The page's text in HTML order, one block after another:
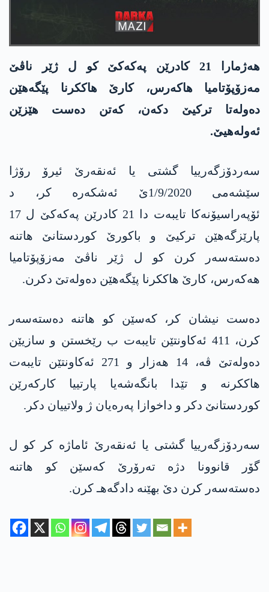
هه‌ژمارا 21 كادرێن په‌كه‌كێ كو ل ژێر ناڤێ
مه‌زۆپۆتامیا هاكه‌رس، كارێ هاككرنا پێگه‌هێن
ده‌وله‌تا تركیێ دكه‌ن، كه‌تن ده‌ست هێزێن
ئه‌وله‌هیێ.
سه‌ردۆزگه‌رییا گشتی یا ئه‌نقه‌رێ ئیرۆ رۆژا
سێشه‌می 1/9/2020ێ ئه‌شكه‌ره‌ كر، د
ئۆپه‌راسیۆنه‌كا تایبه‌ت دا 21 كادرێن په‌كه‌كێ ل 17
پارێزگه‌هێن تركیێ و باكورێ كوردستانێ هاتنه‌
ده‌سته‌سه‌ر كرن كو ل ژێر ناڤێ مه‌زۆپۆتامیا
هه‌كه‌رس، كارێ هاككرنا پێگه‌هێن ده‌وله‌تێ دكرن.
ده‌ست نیشان كر، كه‌سێن كو هاتنه‌ ده‌سته‌سه‌ر
كرن، 411 ئه‌كاونتێن تایبه‌ت ب رێخستن و سازیێن
ده‌وله‌تێ ڤه‌، 14 هه‌زار و 271 ئه‌كاونتێن تایبه‌ت
هاككرنه‌ و تێدا بانگه‌شه‌یا پارتییا كاركه‌رێن
كوردستانێ دكر و داخوازا په‌ره‌یان ژ ولاتییان دكر.
سه‌ردۆزگه‌رییا گشتی یا ئه‌نقه‌رێ ئاماژه‌ كر كو ل
گۆر قانوونا دژه‌ ته‌رۆرێ كه‌سێن كو هاتنه‌
ده‌سته‌سه‌ر كرن دێ بهێنه‌ دادگه‌هـ كرن.